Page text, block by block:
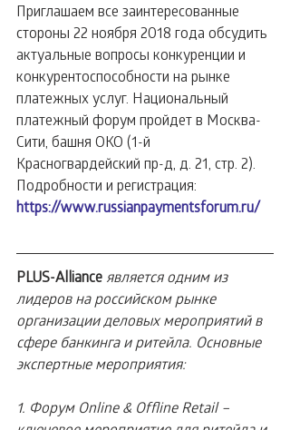
Приглашаем все заинтересованные
стороны 22 ноября 2018 года обсудить
актуальные вопросы конкуренции и
конкурентоспособности на рынке
платежных услуг. Национальный
платежный форум пройдет в Москва-
Сити, башня ОКО (1-й
Красногвардейский пр-д, д. 21, стр. 2).
Подробности и регистрация:
https://www.russianpaymentsforum.ru/
PLUS-Alliance является одним из
лидеров на российском рынке
организации деловых мероприятий в
сфере банкинга и ритейла. Основные
экспертные мероприятия:
1. Форум Online & Offline Retail –